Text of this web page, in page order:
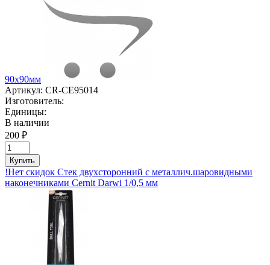
90х90мм
Артикул: CR-CE95014
Изготовитель:
Единицы:
В наличии
200 ₽
Купить
!Нет скидок Стек двухсторонний с металлич.шаровидными
наконечниками Cernit Darwi 1/0,5 мм